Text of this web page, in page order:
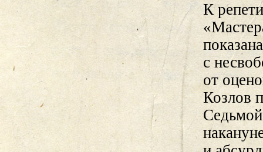
К
с
от
Козлов